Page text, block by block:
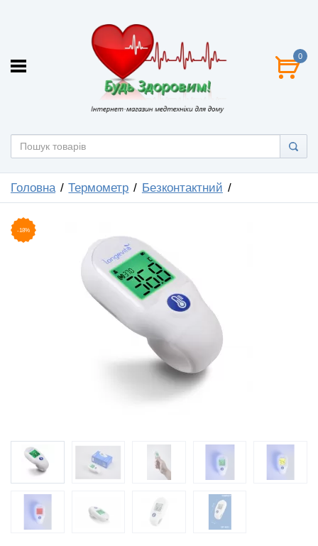
0
Головна Термометр Безконтактний
-18%